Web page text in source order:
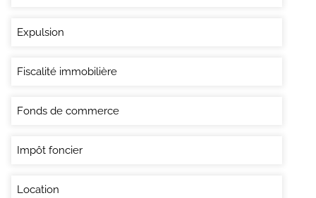
Expulsion
Fiscalité immobilière
Fonds de commerce
Impôt foncier
Location